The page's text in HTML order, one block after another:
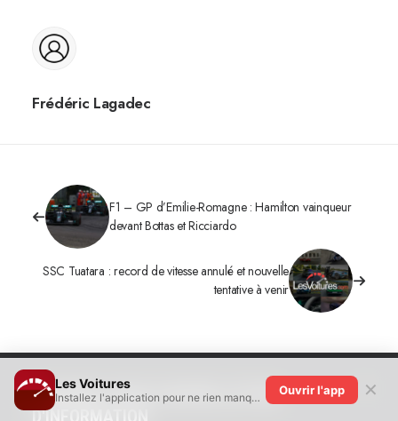
Frédéric Lagadec
F1 – GP d’Emilie-Romagne : Hamilton vainqueur
devant Bottas et Ricciardo
SSC Tuatara : record de vitesse annulé et nouvelle
tentative à venir
ABONNEZ-VOUS À NOTRE LETTRE
D'INFORMATION
Les Voitures
Installez l'application pour ne rien manquer !
Ouvrir l'app ✕